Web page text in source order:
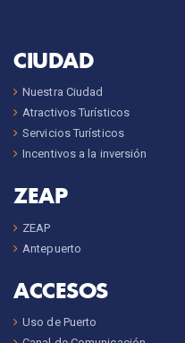
CIUDAD
Nuestra Ciudad
Atractivos Turísticos
Servicios Turísticos
Incentivos a la inversión
ZEAP
ZEAP
Antepuerto
ACCESOS
Uso de Puerto